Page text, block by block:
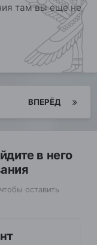
там вы еще не
ВПЕРЁД
в него
оставить